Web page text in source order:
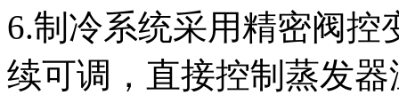
6.制冷系统采用精密阀
续可调，直接控制蒸发